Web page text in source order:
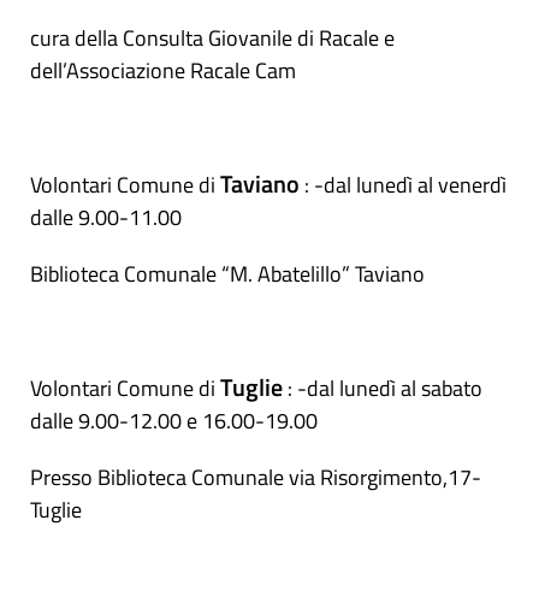
cura della Consulta Giovanile di Racale e
dell’Associazione Racale Cam
Volontari Comune diTaviano : -dal lunedì al venerdì
dalle 9.00-11.00
Biblioteca Comunale “M. Abatelillo” Taviano
Volontari Comune diTuglie: -dal lunedì al sabato
dalle 9.00-12.00 e 16.00-19.00
Presso Biblioteca Comunale via Risorgimento,17-
Tuglie